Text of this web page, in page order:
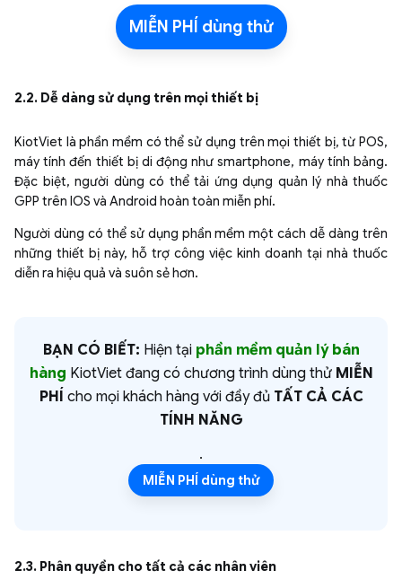
MIỄN PHÍ dùng thử
2.2. Dễ dàng sử dụng trên mọi thiết bị
KiotViet là phần mềm có thể sử dụng trên mọi thiết bị, từ POS,
máy tính đến thiết bị di động như smartphone, máy tính bảng.
Đặc biệt, người dùng có thể tải ứng dụng quản lý nhà thuốc
GPP trên IOS và Android hoàn toàn miễn phí.
Người dùng có thể sử dụng phần mềm một cách dễ dàng trên
những thiết bị này, hỗ trợ công việc kinh doanh tại nhà thuốc
diễn ra hiệu quả và suôn sẻ hơn.
BẠN CÓ BIẾT: Hiện tại phần mềm quản lý bán
hàng KiotViet đang có chương trình dùng thử MIỄN
PHÍ cho mọi khách hàng với đầy đủ TẤT CẢ CÁC
TÍNH NĂNG
.
MIỄN PHÍ dùng thử
2.3. Phân quyền cho tất cả các nhân viên